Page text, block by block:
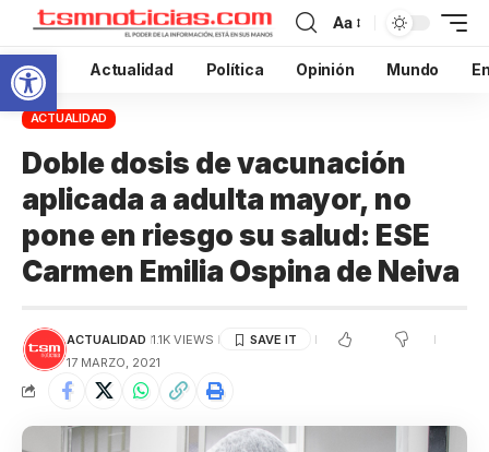
Abrir barra de herramientas
Aa
Inicio Actualidad Política Opinión Mundo
ACTUALIDAD
Doble dosis de vacunación
aplicada a adulta mayor, no
pone en riesgo su salud: ESE
Carmen Emilia Ospina de Neiva
ACTUALIDAD 1.1K VIEWS
17 MARZO, 2021